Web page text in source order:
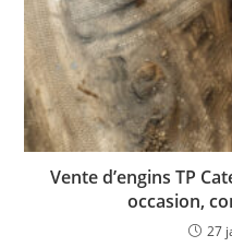
Vente d’engins TP
occasion,
27